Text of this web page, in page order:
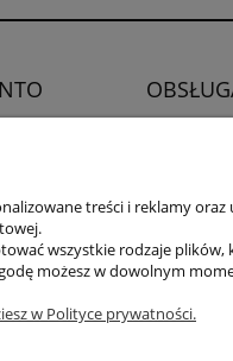
treści i reklamy
wszystkie rodzaje
możesz w dowolnym
w Polityce prywatności.